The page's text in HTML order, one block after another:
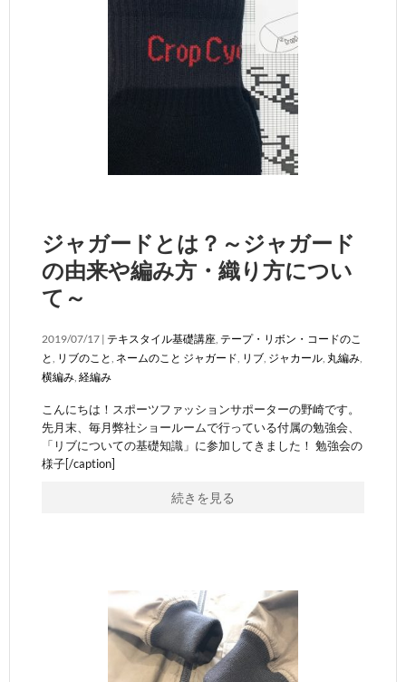
ジャガードとは？～ジャガード
の由来や編み方・織り方につい
て～
2019/07/17 | テキスタイル基礎講座, テープ・リボン・コードのこ
と, リブのこと, ネームのこと ジャガード, リブ, ジャカール, 丸編み,
横編み, 経編み
こんにちは！スポーツファッションサポーターの野崎です。
先月末、毎月弊社ショールームで行っている付属の勉強会、
「リブについての基礎知識」に参加してきました！ 勉強会の
様子[/caption]
続きを見る